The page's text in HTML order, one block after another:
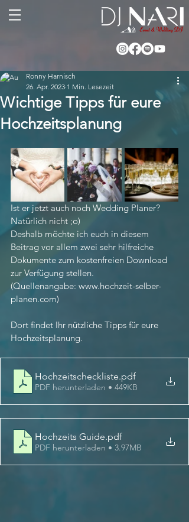
Wichtige Tipps für eure
Hochzeitsplanung
Ronny Harnisch
26. Apr. 2023 1 Min. Lesezeit
Ist er jetzt auch noch Wedding Planer?
Natürlich nicht ;o)
Deshalb möchte ich euch in diesem
Beitrag vor allem zwei sehr hilfreiche
Dokumente zum kostenfreien Download
zur Verfügung stellen.
(Quellenangabe: www.hochzeit-selber-
planen.com)
Dort findet Ihr nützliche Tipps für eure
Hochzeitsplanung.
Hochzeitscheckliste.pdf
PDF herunterladen • 449KB
Hochzeits Guide.pdf
PDF herunterladen • 3.97MB